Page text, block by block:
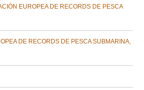
EUROPEA DE RECORDS DE PESCA
DE RECORDS DE PESCA SUBMARINA,